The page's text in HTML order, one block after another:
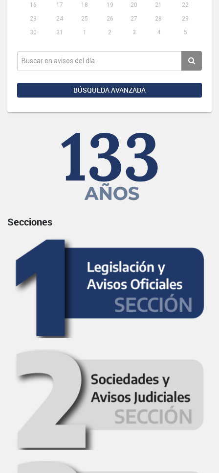
16
17 18 19 20 21
22
23
24 25 26 27 28
29
30
31 1 2 3 4 5
BÚSQUEDA AVANZADA
Secciones